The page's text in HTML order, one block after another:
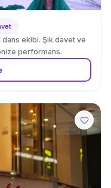
ekibi. Şık davet ve
performans.